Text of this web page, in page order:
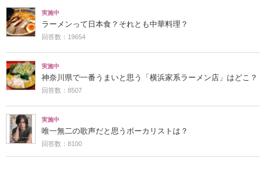
実施中
ラーメンって日本食？それとも中華料理？
回答数：19654
実施中
神奈川県で一番うまいと思う「横浜家系ラーメン店」はどこ？
回答数：8507
実施中
唯一無二の歌声だと思うボーカリストは？
回答数：8100